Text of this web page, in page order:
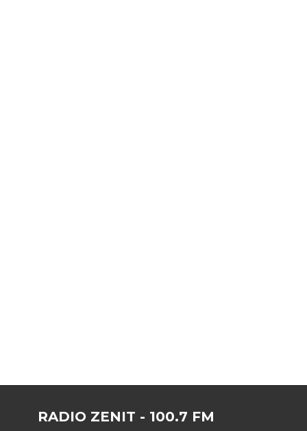
RADIO ZENIT - 100.7 FM